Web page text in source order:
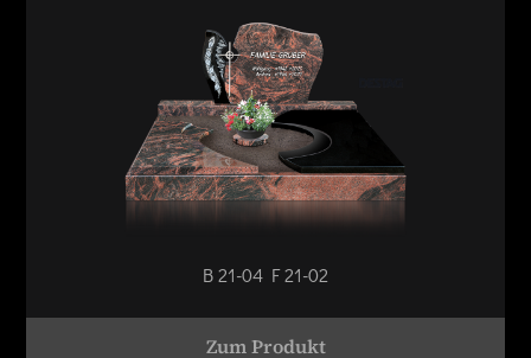
B 21-04 F 21-02
Zum Produkt